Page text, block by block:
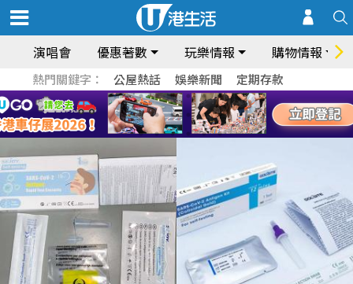
演唱會 優惠著數 玩樂情報 購物情報
熱門關鍵字： 公屋熱話 娛樂新聞 定期存款